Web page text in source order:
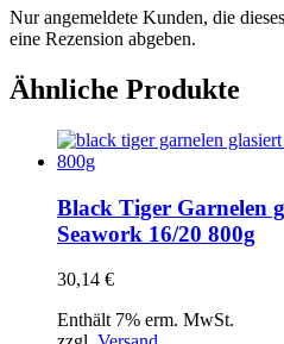
Nur angemeldete Kunden, die
eine Rezension abgeben.
Ähnliche Produkte
Black Tiger Garnelen
Seawork 16/20 800g
30,14 €
Enthält 7% erm. MwSt.